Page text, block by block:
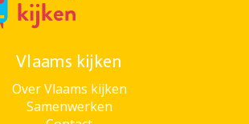
Vlaams kijken
Over Vlaams kijken
Samenwerken